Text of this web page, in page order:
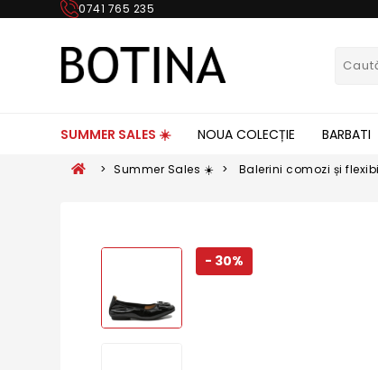
0741 765 235
SUMMER SALES ☀️ NOUA COLECȚIE BARBATI
> Summer Sales ☀️ > Balerini comozi și
- 30%